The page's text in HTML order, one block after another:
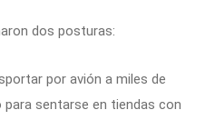
dos posturas:
por avión a miles de
sentarse en tiendas con